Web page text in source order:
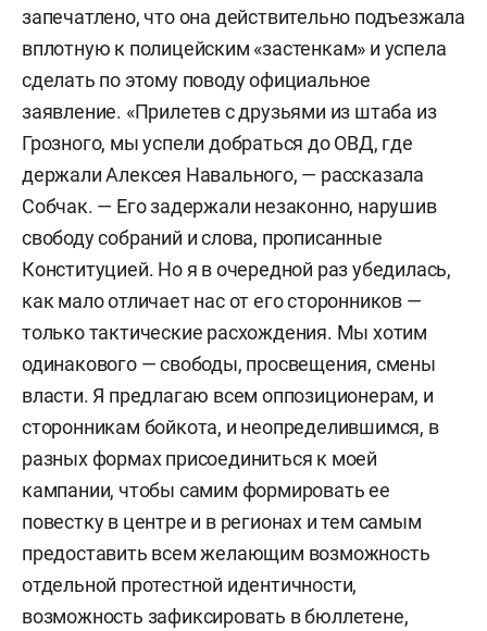
запечатлено, что она действительно подъезжала
вплотную к полицейским «застенкам» и успела
сделать по этому поводу официальное
заявление. «Прилетев с друзьями из штаба из
Грозного, мы успели добраться до ОВД, где
держали Алексея Навального, — рассказала
Собчак. — Его задержали незаконно, нарушив
свободу собраний и слова, прописанные
Конституцией. Но я в очередной раз убедилась,
как мало отличает нас от его сторонников —
только тактические расхождения. Мы хотим
одинакового — свободы, просвещения, смены
власти. Я предлагаю всем оппозиционерам, и
сторонникам бойкота, и неопределившимся, в
разных формах присоединиться к моей
кампании, чтобы самим формировать ее
повестку в центре и в регионах и тем самым
предоставить всем желающим возможность
отдельной протестной идентичности,
возможность зафиксировать в бюллетене,